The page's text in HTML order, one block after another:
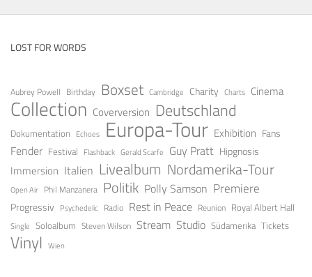
LOST FOR WORDS
Aubrey Powell Birthday Boxset Cambridge Charity Charts Cinema
Collection Coverversion Deutschland
Dokumentation Echoes Europa-Tour Exhibition Fans
Fender Festival Flashback Gerald Scarfe Guy Pratt Hipgnosis
Immersion Italien Livealbum Nordamerika-Tour
Open Air Phil Manzanera Politik Polly Samson Premiere
Progressiv Psychedelic Radio Rest in Peace Reunion Royal Albert Hall
Single Soloalbum Steven Wilson Stream Studio Südamerika Tickets
Vinyl Wien